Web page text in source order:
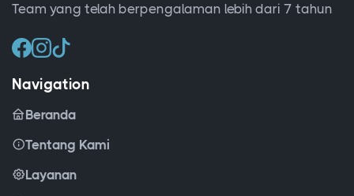
Team yang telah berpengalaman lebih dari 7 tahun
Navigation
Beranda
Tentang Kami
Layanan